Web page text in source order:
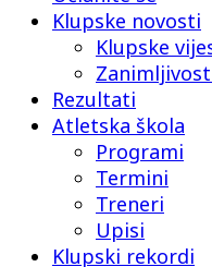
Klupske novosti
Klupske
Rezultati
Atletska škola
Programi
Termini
Treneri
Upisi
Klupski rekordi